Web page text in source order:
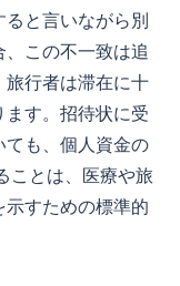
と言いながら別
この不一致は追
旅行者は滞在に十
す。招待状に受
ても、個人資金の
ことは、医療や旅
すための標準的